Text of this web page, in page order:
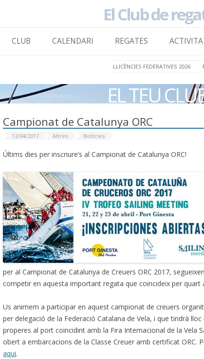
El Club de
CLUB CALENDARI REGATES
LLICÈNCIES FEDERATIVES 2026
EL TEU
Campionat de Catalunya ORC
12/04/2017 Altres Notícies
Últims dies per inscriure’s al Campionat de Catalunya ORC!
per al Campionat de Catalunya de Creuers ORC 2017,
competir en aquesta important regata que coincideix per quart
Us animem a participar en aquest campionat de creuers
per delegació de la Federació Catalana de Vela, i que tindrà lloc
properes al port coincidint amb la Fira Internacional de la Vela
obert a embarcacions de la Classe Creuer amb certificat ORC.
aqui.